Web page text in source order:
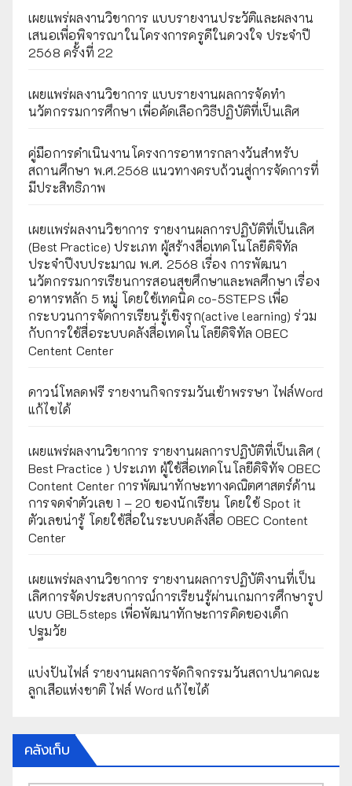
เผยแพร่ผลงานวิชาการ แบบรายงานประวัติและผลงาน
เสนอเพื่อพิจารณาในโครงการครูดีในดวงใจ ประจำปี
2568 ครั้งที่ 22
เผยแพร่ผลงานวิชาการ แบบรายงานผลการจัดทำ
นวัตกรรมการศึกษา เพื่อคัดเลือกวิธีปฏิบัติที่เป็นเลิศ
คู่มือการดำเนินงานโครงการอาหารกลางวันสำหรับ
สถานศึกษา พ.ศ.2568 แนวทางครบถ้วนสู่การจัดการที่
มีประสิทธิภาพ
เผยเเพร่ผลงานวิชาการ รายงานผลการปฏิบัติที่เป็นเลิศ
(Best Practice) ประเภท ผู้สร้างสื่อเทคโนโลยีดิจิทัล
ประจำปีงบประมาณ พ.ศ. 2568 เรื่อง การพัฒนา
นวัตกรรมการเรียนการสอนสุขศึกษาและพลศึกษา เรื่อง
อาหารหลัก 5 หมู่ โดยใช้เทคนิค co-5STEPS เพื่อ
กระบวนการจัดการเรียนรู้เชิงรุก(active learning) ร่วม
กับการใช้สื่อระบบคลังสื่อเทคโนโลยีดิจิทัล OBEC
Centent Center
ดาวน์โหลดฟรี รายงานกิจกรรมวันเข้าพรรษา ไฟล์Word
แก้ไขได้
เผยแพร่ผลงานวิชาการ รายงานผลการปฏิบัติที่เป็นเลิศ (
Best Practice ) ประเภท ผู้ใช้สื่อเทคโนโลยีดิจิทัจ OBEC
Content Center การพัฒนาทักษะทางคณิตศาสตร์ด้าน
การจดจำตัวเลข 1 – 20 ของนักเรียน โดยใช้ Spot it
ตัวเลขน่ารู้ โดยใช้สื่อในระบบคลังสื่อ OBEC Content
Center
เผยแพร่ผลงานวิชาการ รายงานผลการปฏิบัติงานที่เป็น
เลิศการจัดประสบการณ์การเรียนรู้ผ่านเกมการศึกษารูป
แบบ GBL5steps เพื่อพัฒนาทักษะการคิดของเด็ก
ปฐมวัย
แบ่งปันไฟล์ รายงานผลการจัดกิจกรรมวันสถาปนาคณะ
ลูกเสือแห่งชาติ ไฟล์ Word แก้ไขได้
คลังเก็บ